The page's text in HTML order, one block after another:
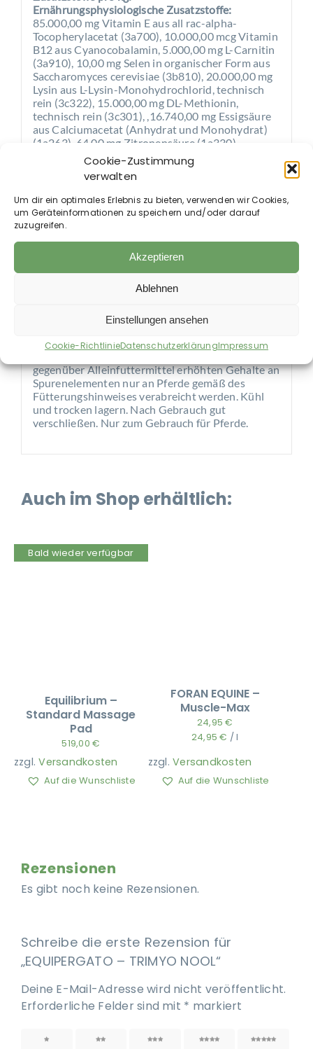
Cookie-Zustimmung
verwalten
Um dir ein optimales Erlebnis zu bieten, verwenden wir Cookies,
um Geräteinformationen zu speichern und/oder darauf
zuzugreifen.
Akzeptieren
Ablehnen
Einstellungen ansehen
Cookie-RichtlinieDatenschutzerklärungImpressum
Ernährungsphysiologische Zusatzstoffe:
85.000,00 mg Vitamin E aus all rac-alpha-
Tocopherylacetat (3a700), 10.000,00 mcg Vitamin
B12 aus Cyanocobalamin, 5.000,00 mg L-Carnitin
(3a910), 10,00 mg Selen in organischer Form aus
Saccharomyces cerevisiae (3b810), 20.000,00 mg
Lysin aus L-Lysin-Monohydrochlorid, technisch
rein (3c322), 15.000,00 mg DL-Methionin,
technisch rein (3c301), ,16.740,00 mg Essigsäure
aus Calciumacetat (Anhydrat und Monohydrat)
(1a263), 64,00 mg Zitronensäure (1a330).
Technologische Zusatzstoffe:
125,00 mg
Tocopherol Extrakte aus pflanzlichen Ölen
(1b306(i)).
Fütterungsempfehlung:
Pony (400 kg): 15 g pro Tag – entspricht
etwa 2/3 Messbecher
Pferd (600 kg): 20 g pro Tag – entspricht
etwa 1 Messbecher
Zur täglichen Ration über das Futter. *
Hinweise:
gegenüber Alleinfuttermittel erhöhten Gehalte an
Spurenelementen nur an Pferde gemäß des
Fütterungshinweises verabreicht werden. Kühl
und trocken lagern. Nach Gebrauch gut
verschließen. Nur zum Gebrauch für Pferde.
Auch im Shop erhältlich:
Bald wieder verfügbar
Equilibrium –
Standard Massage
Pad
519,00€
zzgl.Versandkosten
Auf die Wunschliste
FORAN EQUINE –
Muscle-Max
24,95€
24,95€ /l
zzgl.Versandkosten
Auf die Wunschliste
Rezensionen
Es gibt noch keine Rezensionen.
Schreibe die erste Rezension für
„EQUIPERGATO – TRIMYO NOOL“
Deine E-Mail-Adresse wird nicht veröffentlicht.
Erforderliche Felder sind mit * markiert
1 von 2 von 3 von 4 von 5 von